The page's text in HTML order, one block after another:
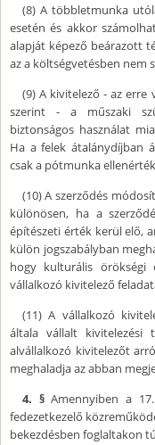
(8) A többletmunka
esetén és akkor
alapját képező beárazott
az a költségvetésben nem
(9) A kivitelező - az
szerint - a műszaki
biztonságos használat
Ha a felek átalánydíjban
csak a pótmunka
(10) A szerződés
különösen, ha a
építészeti érték kerül elő,
külön jogszabályban
hogy kulturális örökségi
vállalkozó kivitelező
(11) A vállalkozó
általa vállalt kivitelezési
alvállalkozó kivitelezőt
meghaladja az abban
4. §Amennyiben a
fedezetkezelő
bekezdésben foglaltakon